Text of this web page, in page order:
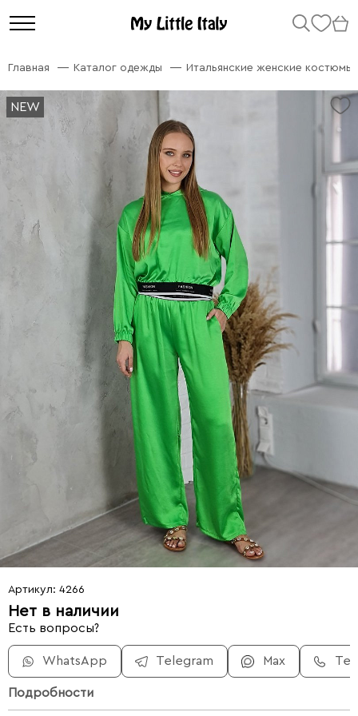
Главная Каталог одежды Итальянские женские
NEW
NEW
Артикул: 4266
Нет в наличии
Есть вопросы?
WhatsApp Telegram Max
Подробности